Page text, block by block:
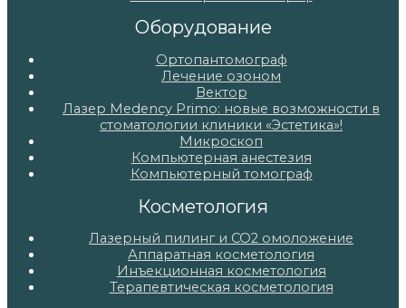
Оборудование
Ортопантомограф
Лечение озоном
Вектор
Лазер Medency Primo: новые возможности в
стоматологии клиники «Эстетика»!
Микроскоп
Компьютерная анестезия
Компьютерный томограф
Косметология
Лазерный пилинг и СО2 омоложение
Аппаратная косметология
Инъекционная косметология
Терапевтическая косметология